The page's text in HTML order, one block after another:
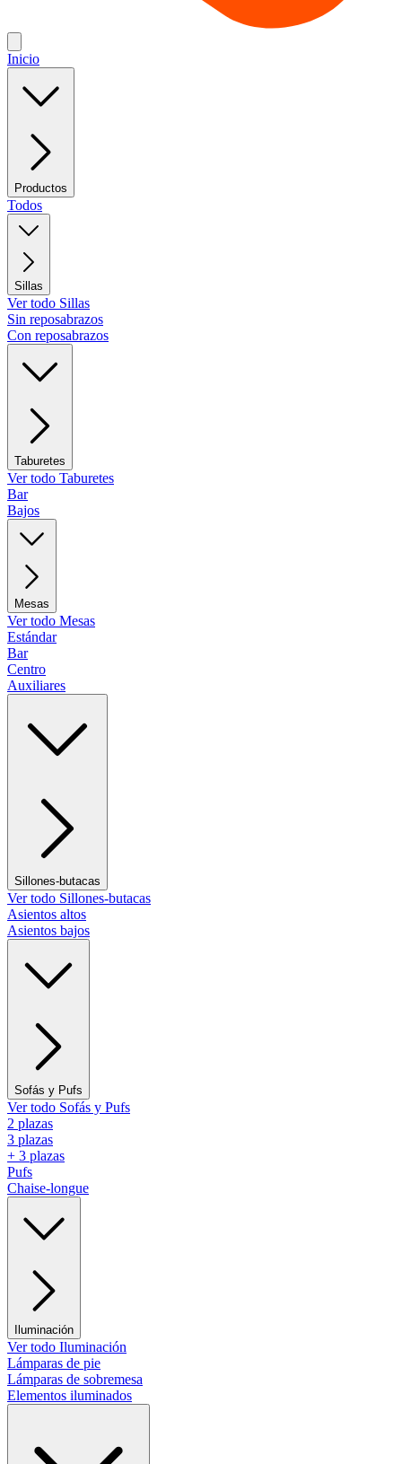
Inicio
Productos
Todos
Sillas
Ver todo Sillas
Sin reposabrazos
Con reposabrazos
Taburetes
Ver todo Taburetes
Bar
Bajos
Mesas
Ver todo Mesas
Estándar
Bar
Centro
Auxiliares
Sillones-butacas
Ver todo Sillones-butacas
Asientos altos
Asientos bajos
Sofás y Pufs
Ver todo Sofás y Pufs
2 plazas
3 plazas
+ 3 plazas
Pufs
Chaise-longue
Iluminación
Ver todo Iluminación
Lámparas de pie
Lámparas de sobremesa
Elementos iluminados